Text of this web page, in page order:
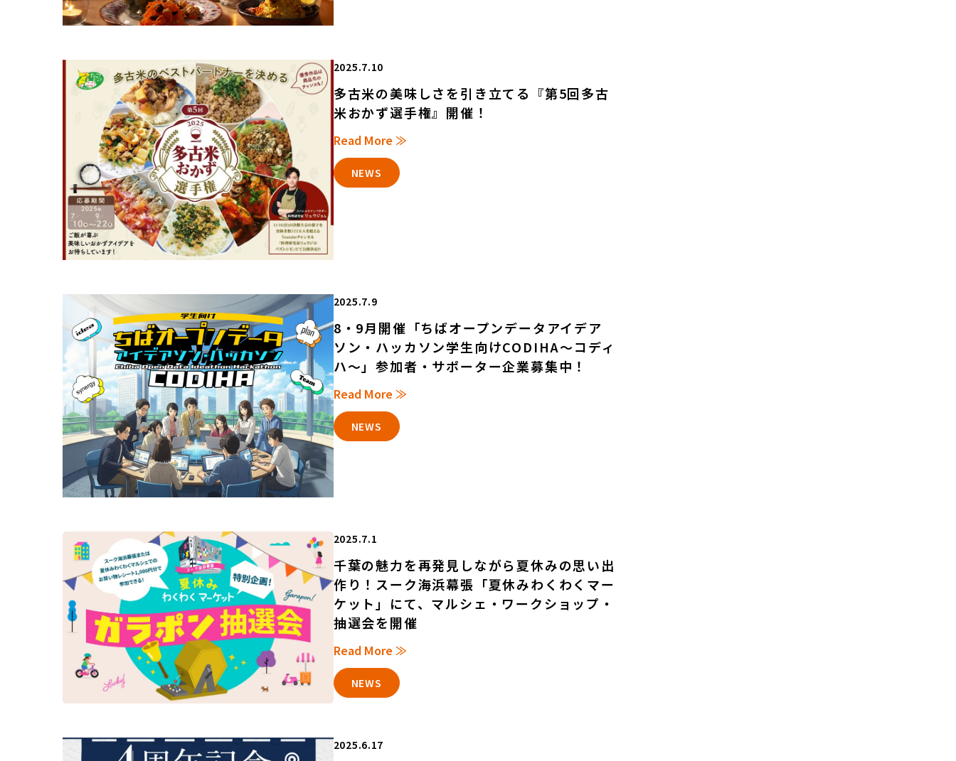
2025.7.10
多古米の美味しさを引き立てる『第5回多古
米おかず選手権』開催！
Read More ≫
NEWS
2025.7.9
8・9月開催「ちばオープンデータアイデア
ソン・ハッカソン学生向けCODIHA～コディ
ハ～」参加者・サポーター企業募集中！
Read More ≫
NEWS
2025.7.1
千葉の魅力を再発見しながら夏休みの思い出
作り！スーク海浜幕張「夏休みわくわくマー
ケット」にて、マルシェ・ワークショップ・
抽選会を開催
Read More ≫
NEWS
2025.6.17